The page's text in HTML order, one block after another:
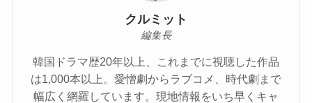
クルミット
編集長
韓国ドラマ歴20年以上、これまでに視聴した作品
は1,000本以上。愛憎劇からラブコメ、時代劇まで
幅広く網羅しています。現地情報をいち早くキャ